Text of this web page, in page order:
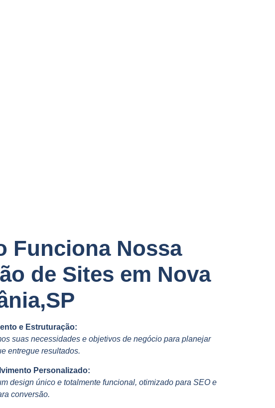
Funciona Nossa
de Sites em Nova
e Estruturação:
suas necessidades e objetivos de negócio para planejar
entregue resultados.
Personalizado:
design único e totalmente funcional, otimizado para SEO e
conversão.